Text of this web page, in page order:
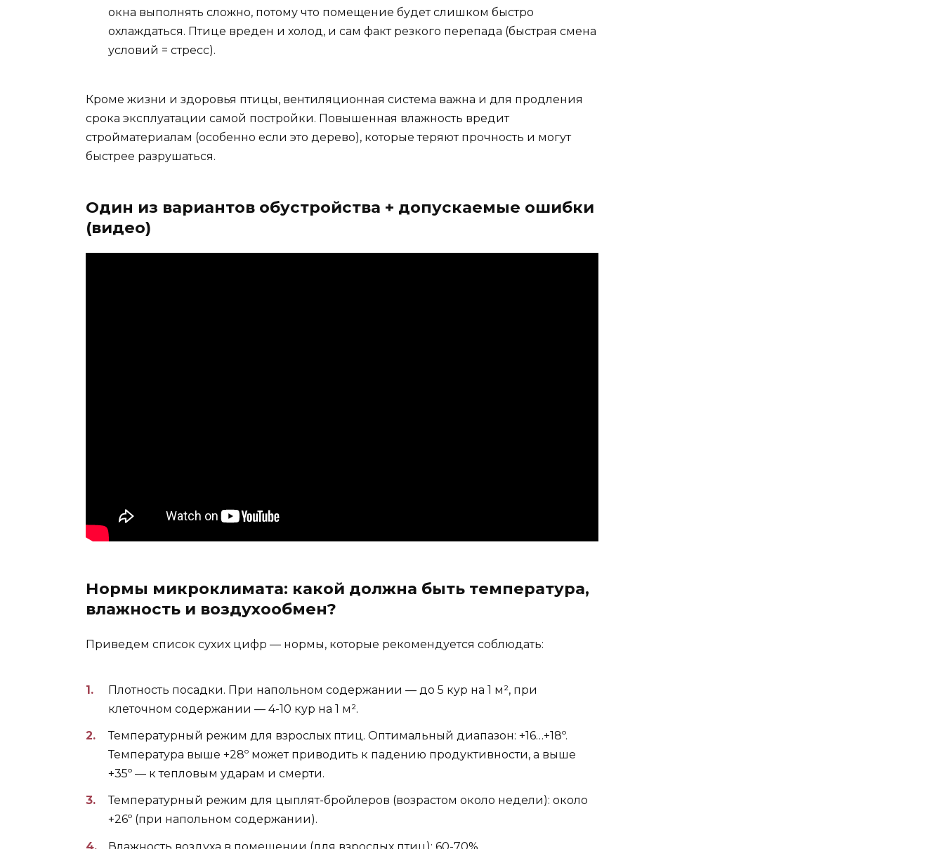
окна выполнять сложно, потому что помещение будет слишком быстро
охлаждаться. Птице вреден и холод, и сам факт резкого перепада (быстрая смена
условий = стресс).
Кроме жизни и здоровья птицы, вентиляционная система важна и для продления
срока эксплуатации самой постройки. Повышенная влажность вредит
стройматериалам (особенно если это дерево), которые теряют прочность и могут
быстрее разрушаться.
Один из вариантов обустройства + допускаемые ошибки
(видео)
Нормы микроклимата: какой должна быть температура,
влажность и воздухообмен?
Приведем список сухих цифр — нормы, которые рекомендуется соблюдать:
Плотность посадки. При напольном содержании — до 5 кур на 1 м², при
клеточном содержании — 4-10 кур на 1 м².
Температурный режим для взрослых птиц. Оптимальный диапазон: +16…+18º.
Температура выше +28º может приводить к падению продуктивности, а выше
+35º — к тепловым ударам и смерти.
Температурный режим для цыплят-бройлеров (возрастом около недели): около
+26º (при напольном содержании).
Влажность воздуха в помещении (для взрослых птиц): 60-70%.